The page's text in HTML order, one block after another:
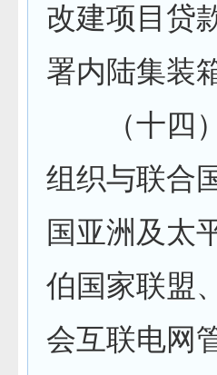
改建项目贷
署内陆集装
（十四）
组织与联合
国亚洲及太
伯国家联盟
会互联电网